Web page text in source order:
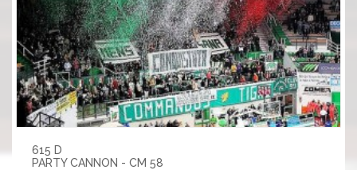
615 D
PARTY CANNON - CM 58